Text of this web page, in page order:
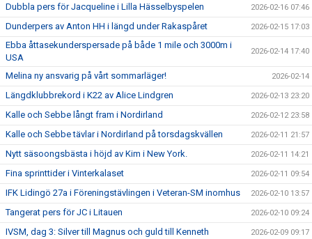
Dubbla pers för Jacqueline i Lilla Hässelbyspelen 2026-02-16 07:46
Dunderpers av Anton HH i längd under Rakaspåret 2026-02-15 17:03
Ebba åttasekunderspersade på både 1 mile och 3000m i
USA
2026-02-14 17:40
Melina ny ansvarig på vårt sommarläger! 2026-02-14
Längdklubbrekord i K22 av Alice Lindgren 2026-02-13 23:20
Kalle och Sebbe långt fram i Nordirland 2026-02-12 23:58
Kalle och Sebbe tävlar i Nordirland på torsdagskvällen 2026-02-11 21:57
Nytt säsoongsbästa i höjd av Kim i New York. 2026-02-11 14:21
Fina sprinttider i Vinterkalaset 2026-02-11 09:54
IFK Lidingö 27a i Föreningstävlingen i Veteran-SM inomhus 2026-02-10 13:57
Tangerat pers för JC i Litauen 2026-02-10 09:24
IVSM, dag 3: Silver till Magnus och guld till Kenneth 2026-02-09 09:17